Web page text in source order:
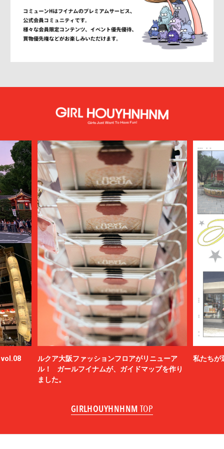
vol.08
ルクア大阪ファッションフロアがリニューア
ル！ ガールフイナムが、ガイドマップを作り
ました。
私たちが
GIRLHOUYHNHNM TOP